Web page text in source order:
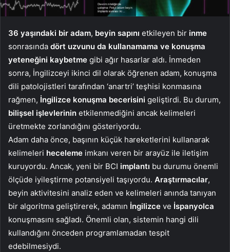
36 yaşındaki bir adam, beyin sapını etkileyen bir inme
sonrasında dört uzvunu da kullanamama ve konuşma
yeteneğini kaybetme gibi ağır hasarlar aldı. İnmeden
sonra, İngilizceyi ikinci dil olarak öğrenen adam, konuşma
dili patolojistleri tarafından ‘anartri’ teşhisi konmasına
rağmen, İngilizce konuşma becerisini geliştirdi. Bu durum,
bilişsel işlevlerinin etkilenmediğini ancak kelimeleri
üretmekte zorlandığını gösteriyordu.
Adam daha önce, başının küçük hareketlerini kullanarak
kelimeleri heceleme imkanı veren bir arayüz ile iletişim
kuruyordu. Ancak, yeni bir BCI implantı bu durumu önemli
ölçüde iyileştirme potansiyeli taşıyordu. Araştırmacılar,
beyin aktivitesini analiz eden ve kelimeleri anında tanıyan
bir algoritma geliştirerek, adamın İngilizce ve İspanyolca
konuşmasını sağladı. Önemli olan, sistemin hangi dili
kullandığını önceden programlamadan tespit
edebilmesiydi.